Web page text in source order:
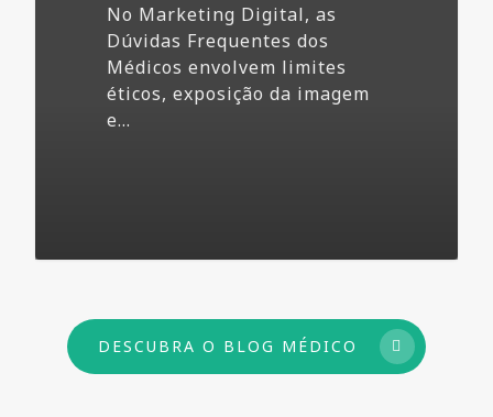
No Marketing Digital, as
Dúvidas Frequentes dos
Médicos envolvem limites
éticos, exposição da imagem
e…
DESCUBRA O BLOG MÉDICO